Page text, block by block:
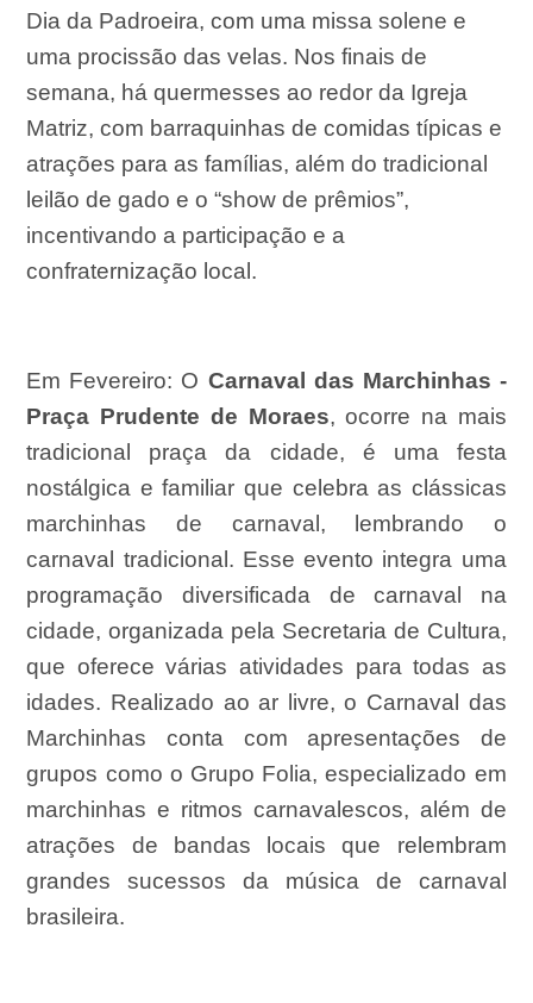
Dia da Padroeira, com uma missa solene e
uma procissão das velas. Nos finais de
semana, há quermesses ao redor da Igreja
Matriz, com barraquinhas de comidas típicas e
atrações para as famílias, além do tradicional
leilão de gado e o “show de prêmios”,
incentivando a participação e a
confraternização local.
Em Fevereiro: O Carnaval das Marchinhas -
Praça Prudente de Moraes, ocorre na mais
tradicional praça da cidade, é uma festa
nostálgica e familiar que celebra as clássicas
marchinhas de carnaval, lembrando o
carnaval tradicional. Esse evento integra uma
programação diversificada de carnaval na
cidade, organizada pela Secretaria de Cultura,
que oferece várias atividades para todas as
idades. Realizado ao ar livre, o Carnaval das
Marchinhas conta com apresentações de
grupos como o Grupo Folia, especializado em
marchinhas e ritmos carnavalescos, além de
atrações de bandas locais que relembram
grandes sucessos da música de carnaval
brasileira.